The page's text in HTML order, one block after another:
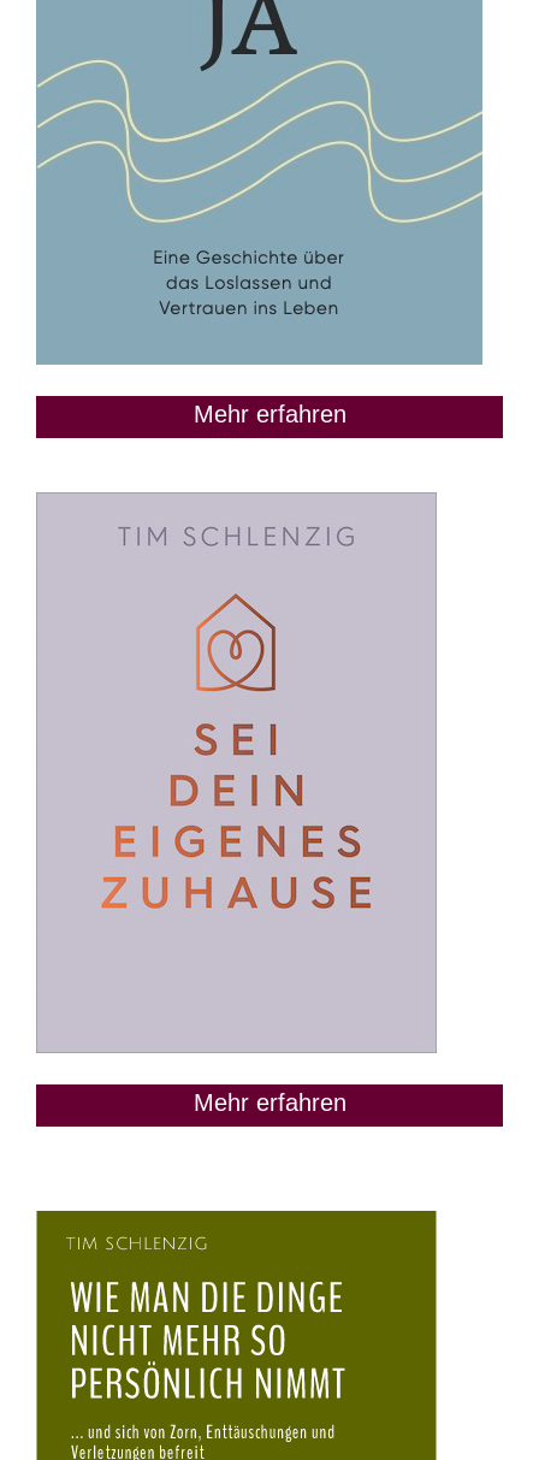
Mehr erfahren
Mehr erfahren